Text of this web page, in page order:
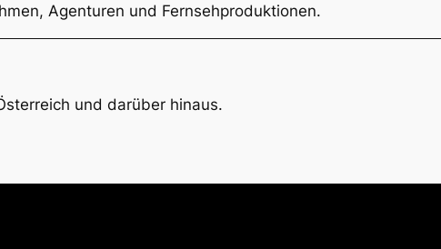
Agenturen und Fernsehproduktionen.
und darüber hinaus.